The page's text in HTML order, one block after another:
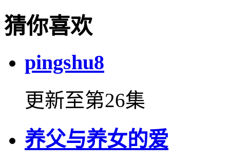
猜你喜欢
pingshu8
更新至第26集
养父与养女的爱